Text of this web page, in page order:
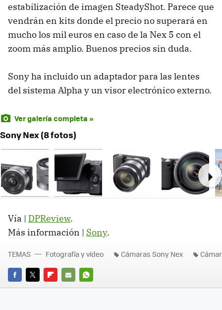
estabilización de imagen SteadyShot. Parece que
vendrán en kits donde el precio no superará en
mucho los mil euros en caso de la Nex 5 con el
zoom más amplio. Buenos precios sin duda.
Sony ha incluido un adaptador para las lentes
del sistema Alpha y un visor electrónico externo.
Ver galería completa »
Sony Nex (8 fotos)
Vía | DPReview.
Más información | Sony.
FACEBOOK
TWITTERFLIPBOARD
E-
WHATSAPP
TEMAS Fotografía y vídeo Cámaras Sony Nex